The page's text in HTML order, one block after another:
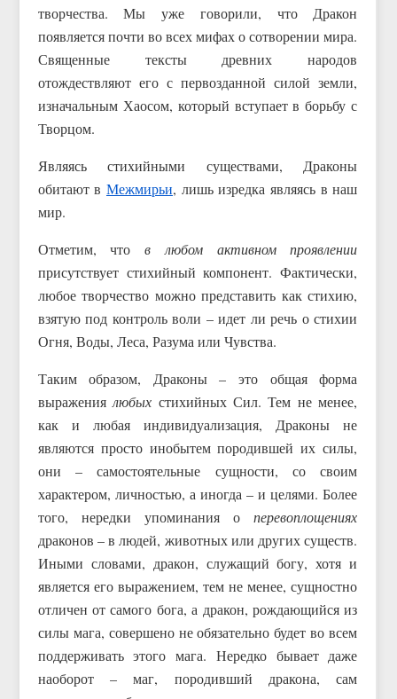
творчества. Мы уже говорили, что Дракон
появляется почти во всех мифах о сотворении мира.
Священные тексты древних народов
отождествляют его с первозданной силой земли,
изначальным Хаосом, который вступает в борьбу с
Творцом.
Являясь стихийными существами, Драконы
обитают в Межмирьи, лишь изредка являясь в наш
мир.
Отметим, чтов любом активном проявлении
присутствует стихийный компонент. Фактически,
любое творчество можно представить как стихию,
взятую под контроль воли – идет ли речь о стихии
Огня, Воды, Леса, Разума или Чувства.
Таким образом, Драконы – это общая форма
выражениялюбых стихийных Сил. Тем не менее,
как и любая индивидуализация, Драконы не
являются просто инобытем породившей их силы,
они – самостоятельные сущности, со своим
характером, личностью, а иногда – и целями. Более
того, нередки упоминания оперевоплощениях
драконов – в людей, животных или других существ.
Иными словами, дракон, служащий богу, хотя и
является его выражением, тем не менее, сущностно
отличен от самого бога, а дракон, рождающийся из
силы мага, совершено не обязательно будет во всем
поддерживать этого мага. Нередко бывает даже
наоборот – маг, породивший дракона, сам